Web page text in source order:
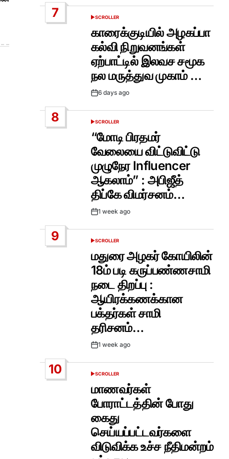
7
POSTED
SCROLLER
காரைக்குடியில் அழகப்பா
கல்வி நிறுவனங்கள்
ஏற்பாட்டில் இலவச சமூக
நல மருத்துவ முகாம் …
Post6 days ago
8
POSTED
SCROLLER
“மோடி பிரதமர்
வேலையை விட்டுவிட்டு
முழுநேர Influencer
ஆகலாம்” : அபிஜீத்
திப்கே விமர்சனம்…
Post1 week ago
9
POSTED
SCROLLER
மதுரை அழகர் கோயிலின்
18ம் படி கருப்பண்ணசாமி
நடை திறப்பு :
ஆயிரக்கணக்கான
பக்தர்கள் சாமி
தரிசனம்…
Post1 week ago
10
POSTED
SCROLLER
மாணவர்கள்
போராட்டத்தின் போது
கைது
செய்யப்பட்டவர்களை
விடுவிக்க உச்ச நீதிமன்றம்